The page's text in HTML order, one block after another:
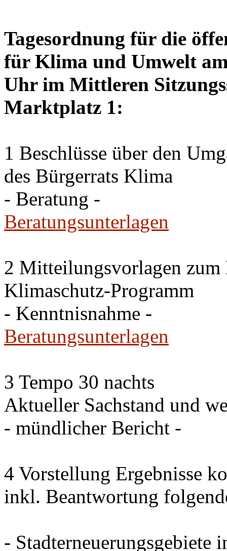
Tagesordnung für die
für Klima und Umwelt
Uhr im Mittleren
Marktplatz 1:
1 Beschlüsse über den
des Bürgerrats Klima
- Beratung -
Beratungsunterlagen
2 Mitteilungsvorlagen zum
Klimaschutz-Programm
- Kenntnisnahme -
Beratungsunterlagen
3 Tempo 30 nachts
Aktueller Sachstand und
- mündlicher Bericht -
4 Vorstellung Ergebnisse
inkl. Beantwortung
- Stadterneuerungsgebiete